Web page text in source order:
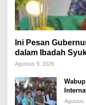
Ini Pesan
dalam Ibadah
Molas
Agustus 9, 2026
Agustus